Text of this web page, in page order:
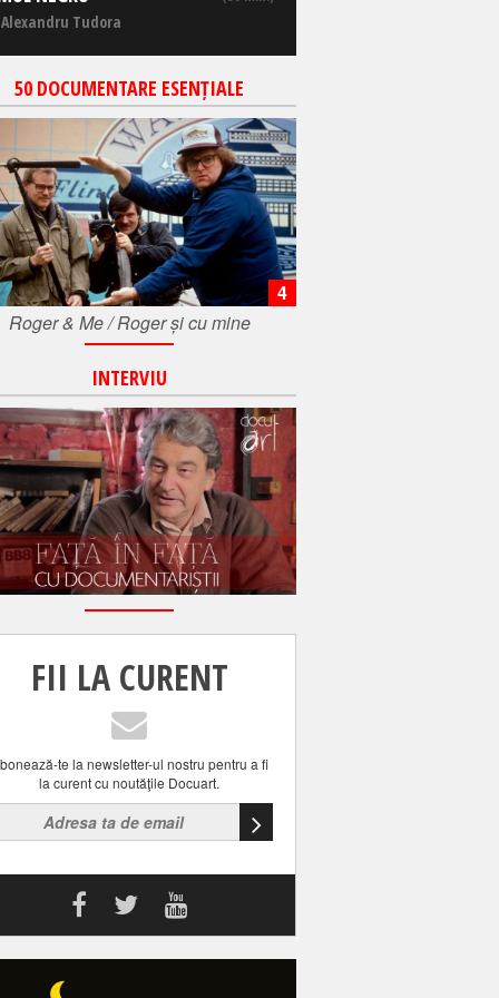
Tudora
50 DOCUMENTARE ESENȚIALE
Roger & Me / Roger și cu mine
4
INTERVIU
FII LA CURENT
te la newsletter-ul nostru pentru a fi
la curent cu noutăţile Docuart.